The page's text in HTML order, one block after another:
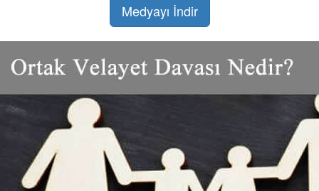
Medyayı İndir